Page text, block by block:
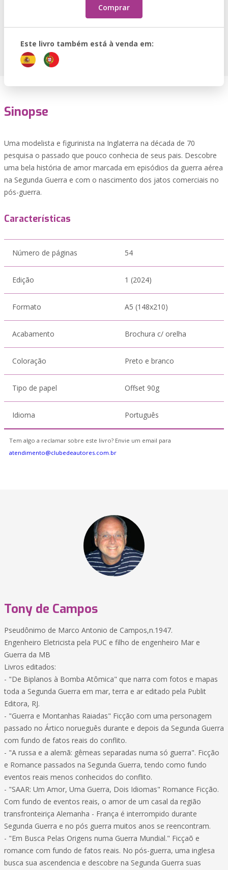
Comprar
Este livro também está à venda em:
Sinopse
Uma modelista e figurinista na Inglaterra na década de 70
pesquisa o passado que pouco conhecia de seus pais. Descobre
uma bela história de amor marcada em episódios da guerra aérea
na Segunda Guerra e com o nascimento dos jatos comerciais no
pós-guerra.
Características
Número de páginas 54
Edição 1 (2024)
Formato A5 (148x210)
Acabamento Brochura c/ orelha
Coloração Preto e branco
Tipo de papel Offset 90g
Idioma Português
Tem algo a reclamar sobre este livro? Envie um email para
atendimento@clubedeautores.com.br
Tony de Campos
Pseudônimo de Marco Antonio de Campos,n.1947.
Engenheiro Eletricista pela PUC e filho de engenheiro Mar e
Guerra da MB
Livros editados:
- "De Biplanos à Bomba Atômica" que narra com fotos e mapas
toda a Segunda Guerra em mar, terra e ar editado pela Publit
Editora, RJ.
- "Guerra e Montanhas Raiadas" Ficção com uma personagem
passado no Ártico norueguês durante e depois da Segunda Guerra
com fundo de fatos reais do conflito.
- "A russa e a alemã: gêmeas separadas numa só guerra". Ficção
e Romance passados na Segunda Guerra, tendo como fundo
eventos reais menos conhecidos do conflito.
- "SAAR: Um Amor, Uma Guerra, Dois Idiomas" Romance Ficção.
Com fundo de eventos reais, o amor de um casal da região
transfronteiriça Alemanha - França é interrompido durante
Segunda Guerra e no pós guerra muitos anos se reencontram.
- "Em Busca Pelas Origens numa Guerra Mundial." Ficçaõ e
romance com fundo de fatos reais. No pós-guerra, uma inglesa
busca sua ascendencia e descobre na Segunda Guerra suas